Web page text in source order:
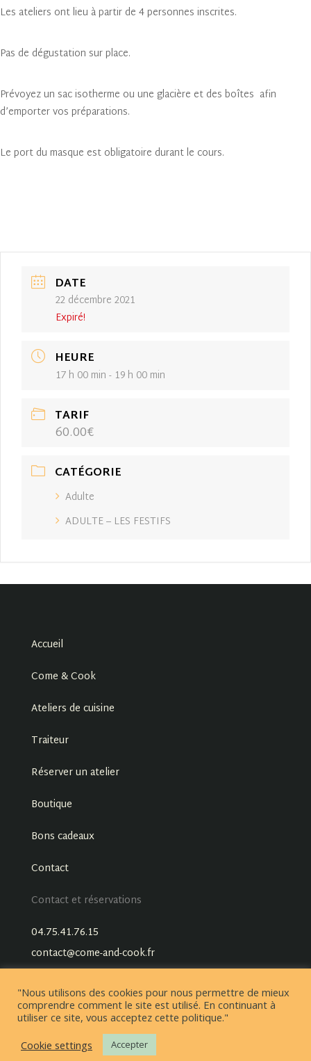
Les ateliers ont lieu à partir de 4 personnes inscrites.
Pas de dégustation sur place.
Prévoyez un sac isotherme ou une glacière et des boîtes afin
d’emporter vos préparations.
Le port du masque est obligatoire durant le cours.
DATE
22 décembre 2021
Expiré!
HEURE
17 h 00 min - 19 h 00 min
TARIF
60.00€
CATÉGORIE
Adulte
ADULTE – LES FESTIFS
Accueil
Come & Cook
Ateliers de cuisine
Traiteur
Réserver un atelier
Boutique
Bons cadeaux
Contact
Contact et réservations
04.75.41.76.15
contact@come-and-cook.fr
"Nous utilisons des cookies pour nous permettre de mieux
comprendre comment le site est utilisé. En continuant à
utiliser ce site, vous acceptez cette politique."
Cookie settings
Accepter